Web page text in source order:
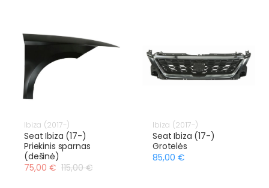
Ibiza (2017-)
Seat Ibiza (17-)
Priekinis sparnas
(dešinė)
75,00 € 115,00 €
Ibiza (2017-)
Seat Ibiza (17-)
Grotelės
85,00 €